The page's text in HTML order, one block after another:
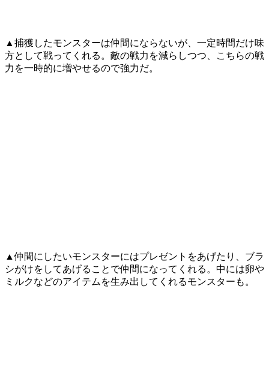
▲捕獲したモンスターは仲間にならないが、一定時間だけ味
方として戦ってくれる。敵の戦力を減らしつつ、こちらの戦
力を一時的に増やせるので強力だ。
▲仲間にしたいモンスターにはプレゼントをあげたり、ブラ
シがけをしてあげることで仲間になってくれる。中には卵や
ミルクなどのアイテムを生み出してくれるモンスターも。